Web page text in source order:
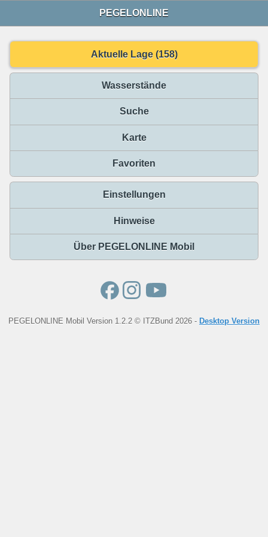
PEGELONLINE
Aktuelle Lage (158)
Wasserstände
Suche
Karte
Favoriten
Einstellungen
Hinweise
Über PEGELONLINE Mobil
PEGELONLINE Mobil Version 1.2.2 © ITZBund 2026 - Desktop Version